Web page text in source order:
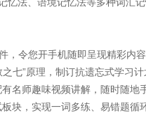
，令您开手机随即呈现精彩内
之七”原理，制订抗遗忘式学习
名师趣味视频讲解，随时随
块，实现一词多练、易错题循